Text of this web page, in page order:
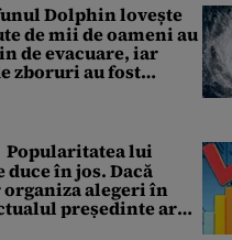
Dolphin lovește
de mii de oameni au
de evacuare, iar
zboruri au fost
Popularitatea lui
duce în jos. Dacă
organiza alegeri în
președinte ar
în turul al doilea